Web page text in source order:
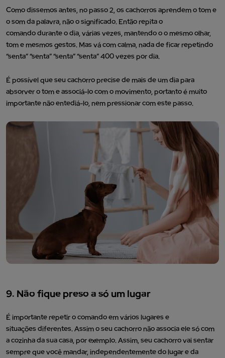
Como dissemos antes, no passo 2, os cachorros aprendem o tom e
o som da palavra, não o significado. Então repita o
comando durante o dia, várias vezes, mantendo o o mesmo olhar,
tom e mesmos gestos. Mas vá com calma, nada de ficar repetindo
“senta” “senta” “senta” “senta” 400 vezes por dia.
É possível que seu cachorro precise de mais de um dia para
absorver o tom e associá-lo com o movimento, portanto é muito
importante não entediá-lo, nem pressionar com este passo.
9. Não fique preso a só um lugar
É importante repetir o comando em vários lugares e
situações diferentes. Assim o seu cachorro não associa ele só com
a cozinha da sua casa, por exemplo. Assim, seu cachorro vai sentar
sempre que você mandar, independentemente do lugar e da